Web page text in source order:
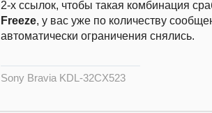
2-х ссылок, чтобы такая комбинация
Freeze, у вас уже по количеству
автоматически ограничения снялись.
Sony Bravia KDL-32CX523